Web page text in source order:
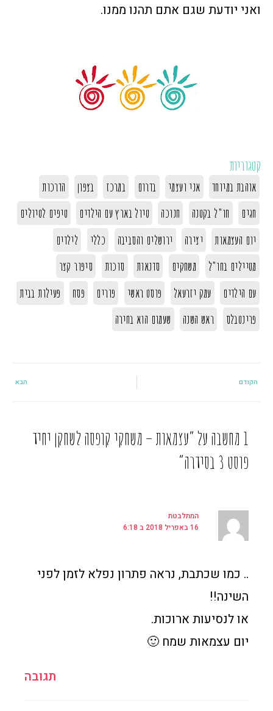
ואני יודעת שגם אתם תהנו ממנו.
קטגוריות
אוהבת במיוחד אני ועצמי בדרום במרכז בצפון
הדרכות
חגים
חו"ל בקטנה חנוכה טיול בארץ עם הילדים
טיפים לטיולים
יום העצמאות
יצירה ירושלים והסביבה כללי
לילדים
מטיילים בחו"ל
משחקים סדנאות סוכות
סיפור קצר
עם הילדים
עמק יזרעאל פוסט ראשי פורים פסח
פעילות בבית
פרינטבלס
ראש השנה שעמום הוא בחירה
קודם
הקודם הבא
1 מחשבה על “עצמאות – משחקי קופסה לשחקן יחיד
פוסט 3 בסידרה”
המתלבטת
16 באפריל 2018 ב 6:18
.. כמו שכתבת, נראה פתרון נפלא לזמן לפני
השינה!!
או לנסיעות ארוכות.
יום עצמאות שמח 🙂
תגובה